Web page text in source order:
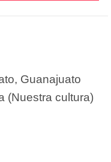
Guanajuato
(Nuestra cultura)